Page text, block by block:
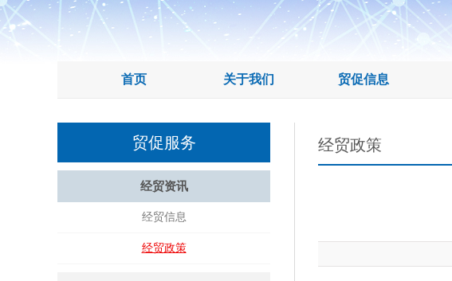
首页 关于我们 贸促信息
贸促服务
经贸资讯
经贸信息
经贸政策
经贸政策